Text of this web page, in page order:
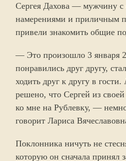
Сергея Дахова — мужчину с
намерениями и приличным
привели знакомить общие
— Это произошло 3 января
понравились друг другу,
ходить друг к другу в
решено, что Сергей из
ко мне на Рублевку, —
говорит Лариса
Поклонника ничуть не
которую он сначала принял